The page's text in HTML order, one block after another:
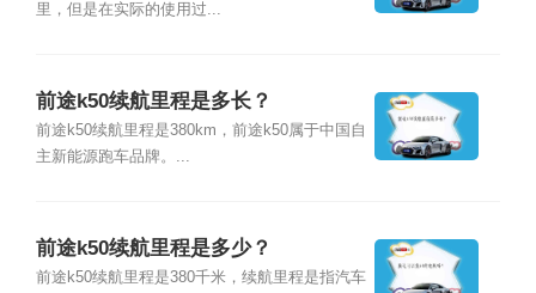
里，但是在实际的使用过...
前途k50续航里程是多长？
前途k50续航里程是380km，前途k50属于中国自
主新能源跑车品牌。...
前途k50续航里程是多少？
前途k50续航里程是380千米，续航里程是指汽车